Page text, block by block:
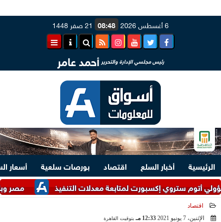
6 أغسطس 2026 08:48 21 صفر 1448
رئيس مجلسي الإدارة والتحرير أحمد عامر
الرئيسية أخبار السلع اقتصاد بورصات سلعية
أسعار
مصر وباكستان
ستروي إكسبورت لمتابعة معدلات التنفيذ
اقتصاد
الإثنين، 7 يونيو 2021
12:33 مـ بتوقيت القاهرة